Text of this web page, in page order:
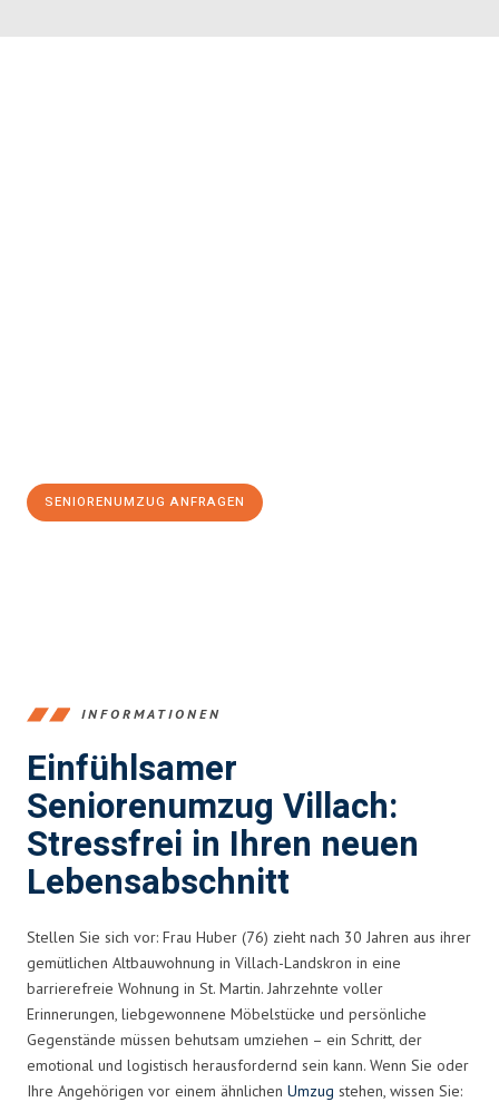
SENIORENUMZUG ANFRAGEN
INFORMATIONEN
Einfühlsamer
Seniorenumzug Villach:
Stressfrei in Ihren neuen
Lebensabschnitt
Stellen Sie sich vor: Frau Huber (76) zieht nach 30 Jahren aus ihrer
gemütlichen Altbauwohnung in Villach-Landskron in eine
barrierefreie Wohnung in St. Martin. Jahrzehnte voller
Erinnerungen, liebgewonnene Möbelstücke und persönliche
Gegenstände müssen behutsam umziehen – ein Schritt, der
emotional und logistisch herausfordernd sein kann. Wenn Sie oder
Ihre Angehörigen vor einem ähnlichen Umzug stehen, wissen Sie: